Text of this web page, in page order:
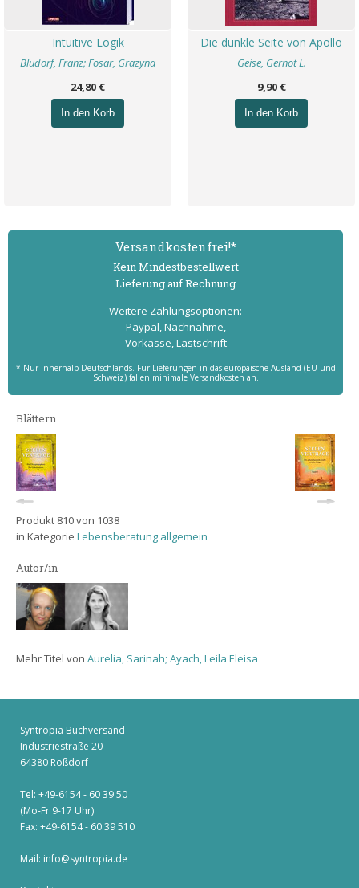
Intuitive Logik
Bludorf, Franz; Fosar, Grazyna
24,80 €
In den Korb
Die dunkle Seite von Apollo
Geise, Gernot L.
9,90 €
In den Korb
Versand­kostenfrei!*
Kein Mindest­bestell­wert
Lieferung auf Rechnung
Weitere Zahlungs­optionen:
Paypal, Nachnahme,
Vorkasse, Lastschrift
* Nur innerhalb Deutschlands. Für Lieferungen in das europäische Ausland (EU und
Schweiz) fallen minimale Versandkosten an.
Blättern
Produkt 810 von 1038
in Kategorie Lebensberatung allgemein
Autor/in
Mehr Titel von Aurelia, Sarinah; Ayach, Leila Eleisa
Syntropia Buchversand
Industriestraße 20
64380 Roßdorf
Tel: +49-6154 - 60 39 50
(Mo-Fr 9-17 Uhr)
Fax: +49-6154 - 60 39 510
Mail: info@syntropia.de